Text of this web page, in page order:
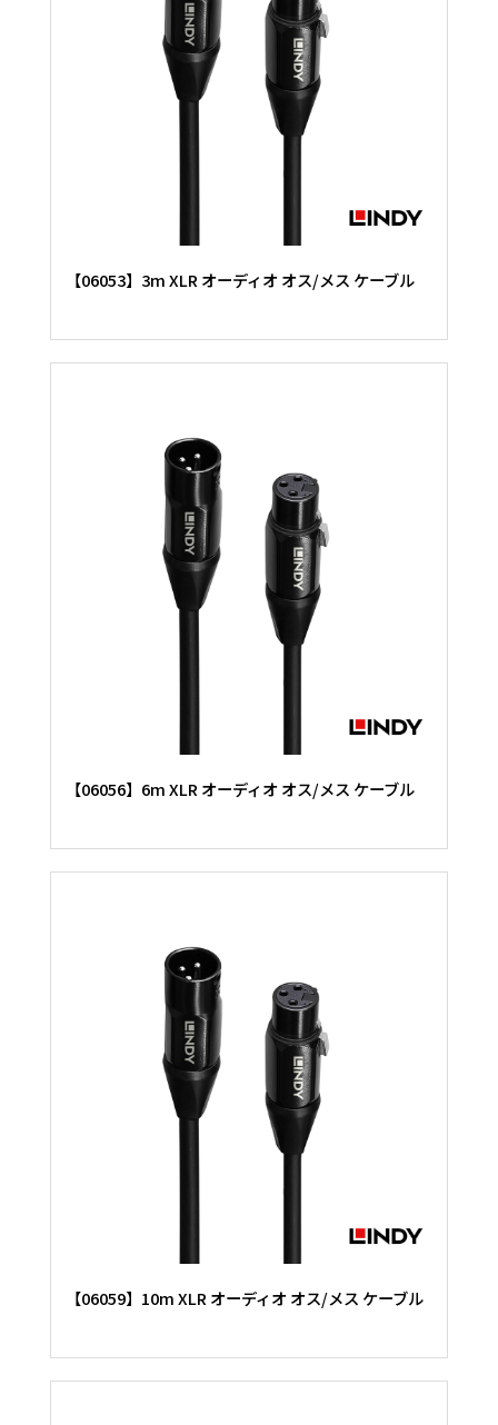
【06053】3m XLR オーディオ オス/メス ケーブル
【06056】6m XLR オーディオ オス/メス ケーブル
【06059】10m XLR オーディオ オス/メス ケーブル